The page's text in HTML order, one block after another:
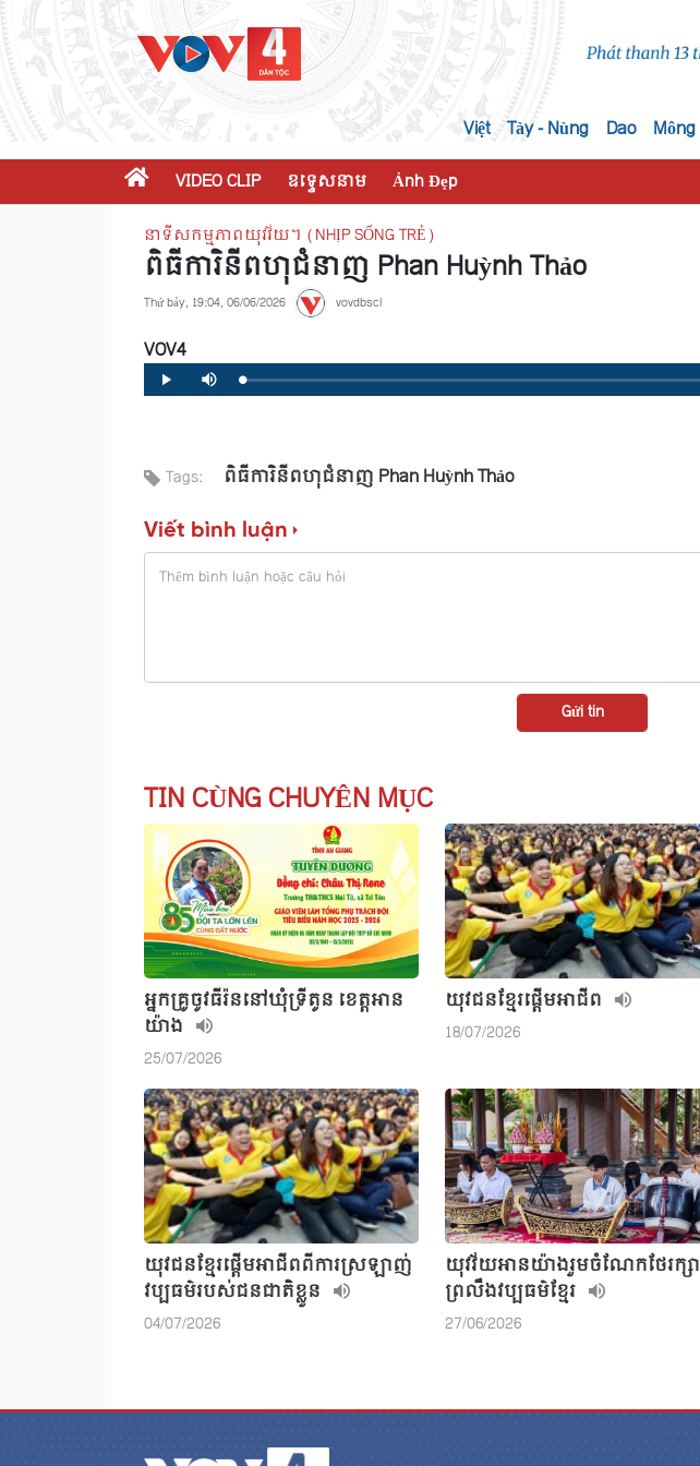
Việt Tày - Nùng Dao Mông
VIDEO CLIP ឧទ្ទេសនាម Ảnh Đẹp
នាទីសកម្មភាពយុវវ័យ។ (NHỊP SỐNG TRẺ)
ពិធីការិនីពហុជំនាញ Phan Huỳnh Thảo
Thứ bảy, 19:04, 06/06/2026 vovdbscl
VOV4
Play Mute Loaded:
0%
Progress:
0%
Tags: ពិធីការិនីពហុជំនាញ Phan Huỳnh Thảo
Viết bình luận
TIN CÙNG CHUYÊN MỤC
អ្នកគ្រូចូវធីរ៉ននៅឃុំទ្រីតូន ខេត្តអាន
យ៉ាង
25/07/2026
យុវជនខ្មែរផ្តើមអាជីព
18/07/2026
យុវជនខ្មែរផ្តើមអាជីពពីការស្រឡាញ់
វប្បធម៌របស់ជនជាតិខ្លួន
04/07/2026
យុវវ័យអានយ៉ាងរួមចំណែកថែរក្សា
ព្រលឹងវប្បធម៌ខ្មែរ
27/06/2026